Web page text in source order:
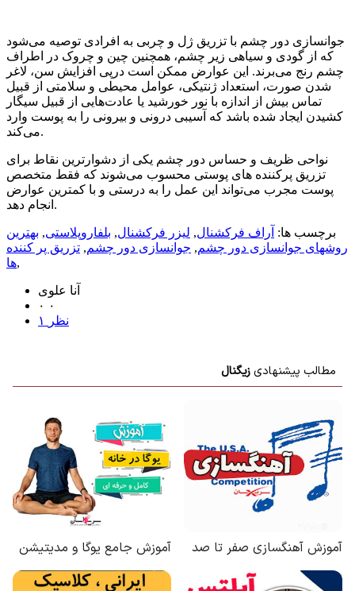
جوانسازی دور چشم با تزریق ژل و چربی به افرادی توصیه می‌شود
که از گودی و سیاهی زیر چشم، همچنین چین و چروک در اطراف
چشم رنج می‌برند. این عوارض ممکن است درپی‌ افزایش سن، لاغر
شدن صورت، استعداد ژنتیکی، عوامل محیطی و سلامتی از قبیل
تماس بیش از اندازه با نور خورشید یا عادت‌هایی از قبیل سیگار
کشیدن ایجاد شده باشد که آسیبی درونی و بیرونی را به پوست وارد
می‌کند.
نواحی ظریف و حساس دور چشم یکی از دشوارترین نقاط برای
تزریق پرکننده های پوستی محسوب می‌شوند که فقط متخصص
پوست مجرب می‌تواند این عمل را به درستی و با کمترین عوارض
انجام دهد.
برچسب ها: آراف فرکشنال, لیزر فرکشنال, بلفاروپلاستی, بهترین
روشهای جوانسازی دور چشم, جوانسازی دور چشم, تزریق پر کننده
ها,
آنا علوی
۰ ۰
۱ نظر